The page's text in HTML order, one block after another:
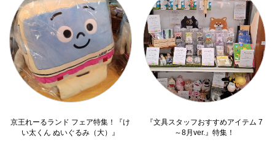
京王れーるランド フェア特集！『け
い太くん ぬいぐるみ（大）』
『文具スタッフおすすめアイテム 7
～8月ver.』特集！